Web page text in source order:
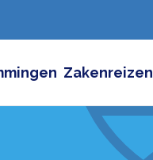
Zakenreizen